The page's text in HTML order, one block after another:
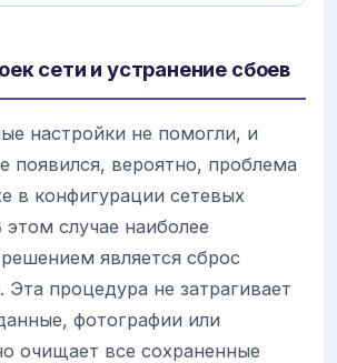
сети и устранение сбоев
настройки не помогли, и
появился, вероятно, проблема
в конфигурации сетевых
случае наиболее
является сброс
Эта процедура не затрагивает
фотографии или
очищает все сохраненные